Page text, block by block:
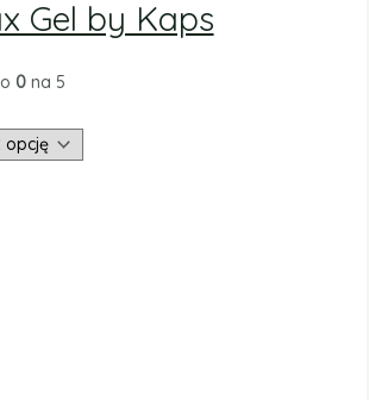
Gel by Kaps
0na 5